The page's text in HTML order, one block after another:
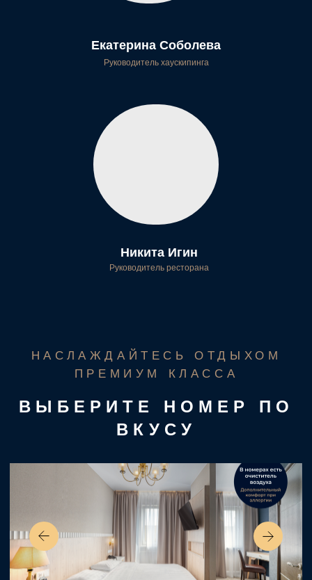
Руководитель хаускипинга
Екатерина Соболева
Никита Игин
Руководитель ресторана
Семейный люкс
Просторный двухкомнатный номер, где достаточно
поездок большими компаниями
4 гостя
Большой двухэтажный номер для тех, кто не привык
отказывать себе в абсолютном комфорте.
от 9 550 ₽
Забронировать